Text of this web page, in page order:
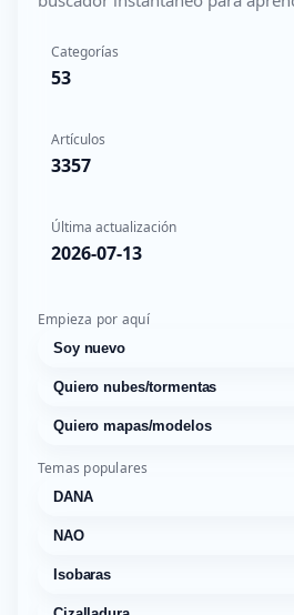
Categorías
53
Artículos
3357
Última actualización
2026-07-13
Empieza por aquí
Soy nuevo
Quiero nubes/tormentas
Quiero mapas/modelos
Temas populares
DANA
NAO
Isobaras